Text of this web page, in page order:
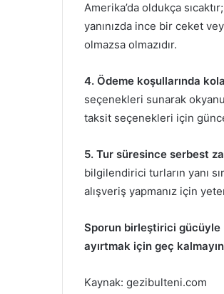
Amerika’da oldukça
yanınızda ince bir ceket
olmazsa olmazıdır.
4. Ödeme koşullarında
seçenekleri sunarak
taksit seçenekleri için
5. Tur süresince serbest
bilgilendirici turların yanı
alışveriş yapmanız için
Sporun birleştirici gücüyle
ayırtmak için geç
Kaynak: gezibulteni.com